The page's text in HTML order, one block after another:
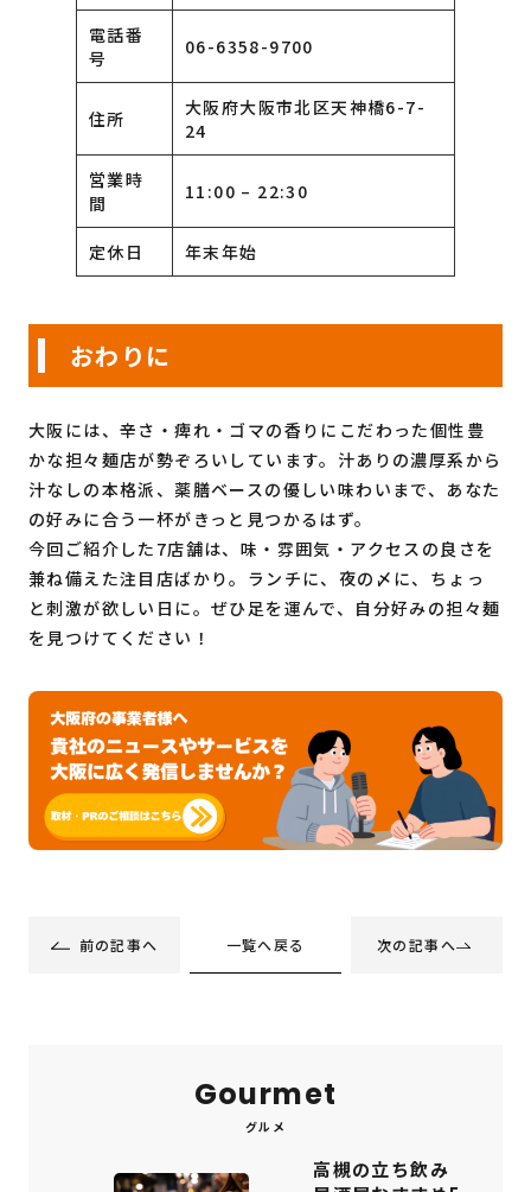
電話番
号
06-6358-9700
住所
大阪府大阪市北区天神橋6-7-
24
営業時
間
11:00 – 22:30
定休日 年末年始
おわりに
大阪には、辛さ・痺れ・ゴマの香りにこだわった個性豊
かな担々麺店が勢ぞろいしています。汁ありの濃厚系から
汁なしの本格派、薬膳ベースの優しい味わいまで、あなた
の好みに合う一杯がきっと見つかるはず。
今回ご紹介した7店舗は、味・雰囲気・アクセスの良さを
兼ね備えた注目店ばかり。ランチに、夜の〆に、ちょっ
と刺激が欲しい日に。ぜひ足を運んで、自分好みの担々麺
を見つけてください！
前の記事へ 一覧へ戻る 次の記事へ
Gourmet
グルメ
高槻の立ち飲み